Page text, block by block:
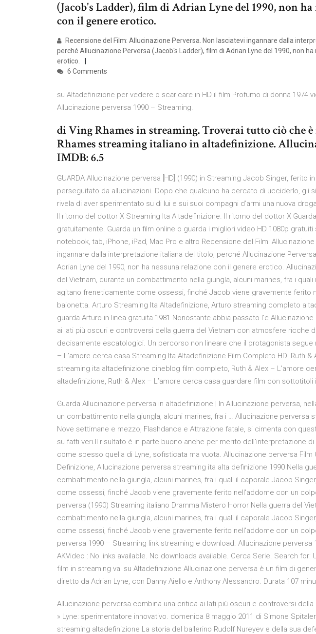
(Jacob's Ladder), film di Adrian Lyne del 1990, non
con il genere erotico.
Recensione del Film: Allucinazione Perversa. Non lasciatevi ingannare dalla
perché Allucinazione Perversa (Jacob's Ladder), film di Adrian Lyne del 1990, non
erotico.
6 Comments
su Altadefinizione per vedere o scaricare in HD il film Profumo di donna 1974
Allucinazione perversa 1990 – Streaming.
di Ving Rhames in streaming. Troverai tutto ciò che
Rhames streaming italiano in altadefinizione.
IMDB: 6.5
GUARDA Allucinazione perversa [HD] (1990) in Streaming Jacob Singer, ferito
perseguitato da allucinazioni. Dopo che qualcuno ha cercato di ucciderlo, gli
rivela di aver sperimentato su di lui e sui suoi compagni d’armi una nuova
Il ritorno del dottor X Streaming Ita Altadefinizione. Il ritorno del dottor X
gratuitamente. Guarda un film online o guarda i migliori video HD 1080p
notebook, tab, iPhone, iPad, Mac Pro e altro Recensione del Film:
ingannare dalla interpretazione italiana del titolo, perché Allucinazione
Adrian Lyne del 1990, non ha nessuna relazione con il genere erotico.
del Vietnam, durante un combattimento nella giungla, alcuni marines, fra i
agitano freneticamente come ossessi, finché Jacob viene gravemente ferito
baionetta. Arturo Streaming Ita Altadefinizione, Arturo streaming completo
guarda Arturo in linea gratuita 1981 Nonostante abbia passato l'e
ai lati più oscuri e controversi della guerra del Vietnam con atmosfere ricche
decisamente escatologici. Un percorso non lineare che il protagonista segue
– L’amore cerca casa Streaming Ita Altadefinizione Film Completo HD. Ruth &
streaming ita altadefinizione cineblog film completo, Ruth & Alex – L’amore
altadefinizione, Ruth & Alex – L’amore cerca casa guardare film con sottotitoli
Guarda Allucinazione perversa in altadefinizione | In Allucinazione perversa,
un combattimento nella giungla, alcuni marines, fra i … Allucinazione perversa
Nove settimane e mezzo, Flashdance e Attrazione fatale, si cimenta con
su fatti veri.Il risultato è in parte buono anche per merito dell'interpretazione di
come spesso quella di Lyne, sofisticata ma vuota. Allucinazione perversa Film
Definizione, Allucinazione perversa streaming ita alta definizione 1990 Nella
combattimento nella giungla, alcuni marines, fra i quali il caporale Jacob
come ossessi, finché Jacob viene gravemente ferito nell'addome con un
perversa (1990) Streaming italiano Dramma Mistero Horror Nella guerra del
combattimento nella giungla, alcuni marines, fra i quali il caporale Jacob
come ossessi, finché Jacob viene gravemente ferito nell'addome con un
perversa 1990 – Streaming link streaming e download. Allucinazione perversa
AKVideo : No links available. No downloads available. Cerca Serie. Search for:
film in streaming vai su Altadefinizione Allucinazione perversa è un film di
diretto da Adrian Lyne, con Danny Aiello e Anthony Alessandro. Durata 107
Allucinazione perversa combina una critica ai lati più oscuri e controversi
» Lyne: sperimentatore innovativo. domenica 8 maggio 2011 di Simone
streaming altadefinizione La storia del ballerino Rudolf Nureyev e della sua